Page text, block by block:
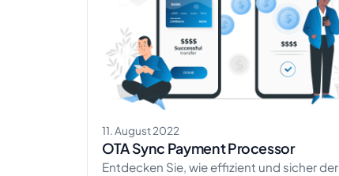
11. August 2022
OTA Sync Payment Processor
Entdecken Sie, wie effizient und sicher der